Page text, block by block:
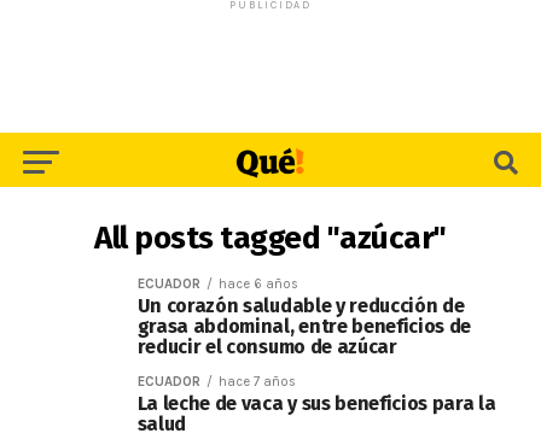
PUBLICIDAD
All posts tagged "azúcar"
ECUADOR hace 6 años
Un corazón saludable y reducción de
grasa abdominal, entre beneficios de
reducir el consumo de azúcar
ECUADOR hace 7 años
La leche de vaca y sus beneficios para la
salud